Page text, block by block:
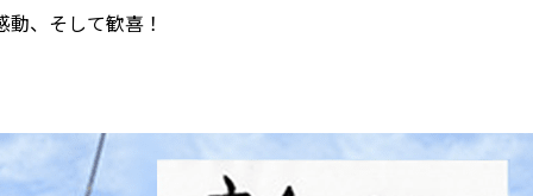
、そして歓喜！